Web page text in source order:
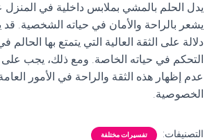
يدل الحلم بالمشي بملابس داخلية في المنزل
يشعر بالراحة والأمان في حياته الشخصية. قد
دلالة على الثقة العالية التي يتمتع بها
التحكم في حياته الخاصة. ومع ذلك، يجب على
عدم إظهار هذه الثقة والراحة في الأمور
الخصوصية.
التصنيفات: تفسيرات مختلفة